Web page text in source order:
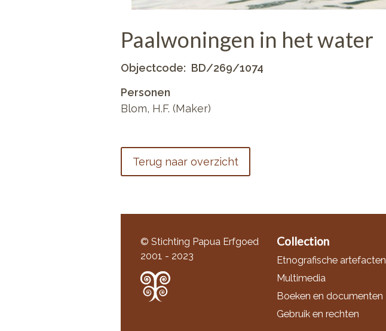
Paalwoningen in het water
Objectcode
BD/269/1074
Personen
Blom, H.F. (Maker)
Terug naar overzicht
© Stichting Papua Erfgoed
2001 - 2023
Collection
Etnografische artefacten
Multimedia
Boeken en documenten
Gebruik en rechten